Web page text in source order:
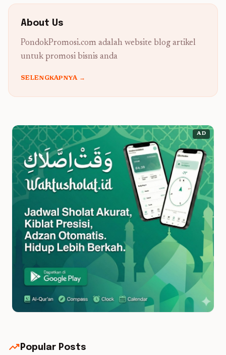
About Us
PondokPromosi.com adalah website blog artikel
untuk promosi bisnis anda
SELENGKAPNYA →
AD
trending_up Popular Posts